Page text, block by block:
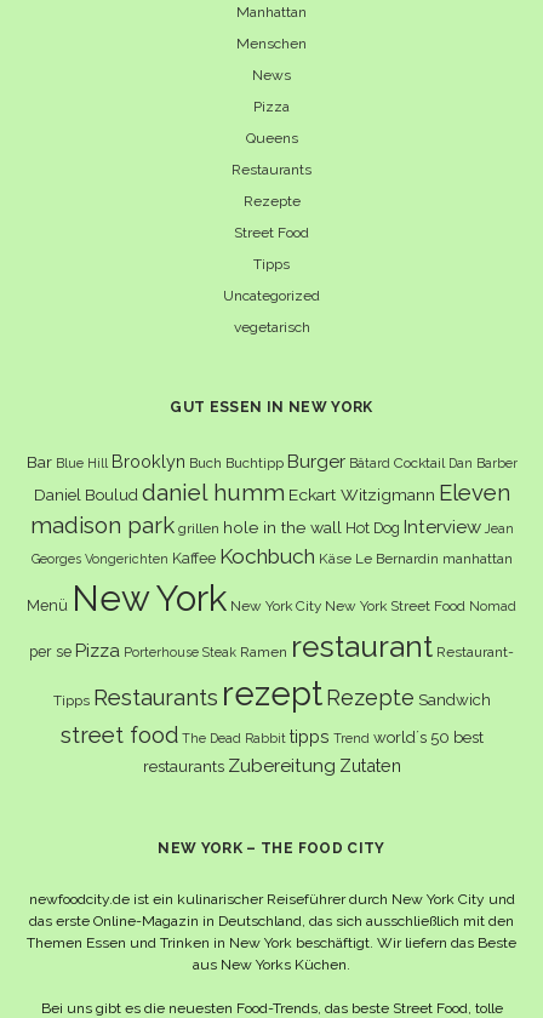
Manhattan
Menschen
News
Pizza
Queens
Restaurants
Rezepte
Street Food
Tipps
Uncategorized
vegetarisch
GUT ESSEN IN NEW YORK
Bar Blue Hill Brooklyn Buch Buchtipp Burger Bâtard Cocktail Dan Barber
Daniel Boulud daniel humm Eckart Witzigmann Eleven
madison park grillen hole in the wall Hot Dog Interview Jean
Georges Vongerichten Kaffee Kochbuch Käse Le Bernardin manhattan
Menü New York New York City New York Street Food Nomad
per se Pizza Porterhouse Steak Ramen restaurant Restaurant-
Tipps Restaurants rezept Rezepte Sandwich
street food The Dead Rabbit tipps Trend world´s 50 best
restaurants Zubereitung Zutaten
NEW YORK – THE FOOD CITY
newfoodcity.de ist ein kulinarischer Reiseführer durch New York City und
das erste Online-Magazin in Deutschland, das sich ausschließlich mit den
Themen Essen und Trinken in New York beschäftigt. Wir liefern das Beste
aus New Yorks Küchen.
Bei uns gibt es die neuesten Food-Trends, das beste Street Food, tolle